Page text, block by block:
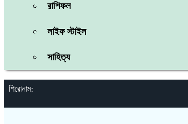
রাশিফল
লাইফ স্টাইল
সাহিত্য
শিরোনাম: